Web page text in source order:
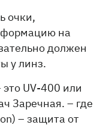
очки,
на
должен
у линз.
UV-400 или
Заречная. – где
– защита от